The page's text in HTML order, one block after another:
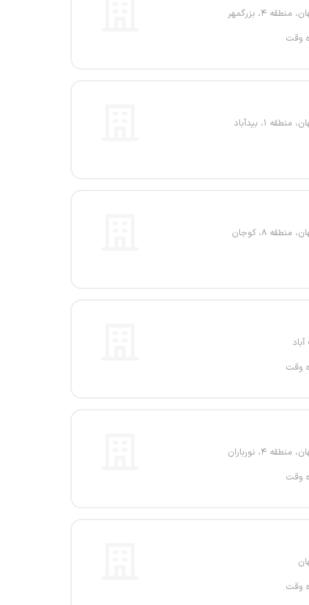
۴، بزرگمهر
وقت
۱، بیدآباد
منطقه ۸، کوجان
وقت
۴، نورباران
وقت
وقت